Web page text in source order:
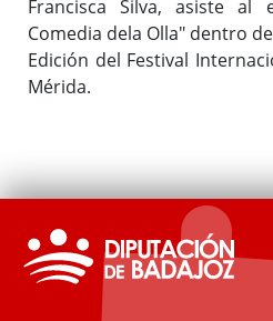
Francisca Silva, asiste
Comedia dela Olla" dentro
Edición del Festival
Mérida.